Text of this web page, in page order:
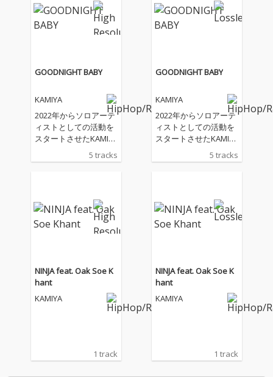
GOODNIGHT BABY
KAMIYA
2022年からソロアーテ
ィストとしての活動を
スタートさせたKAMIYA
が、今回自身初のEP
『GOODNIGHT BAB
からそれぞれ一人ずつ
アーティストが参加し
ており、国際色豊かな
5 tracks
GOODNIGHT BABY
KAMIYA
2022年からソロアーテ
ィストとしての活動を
スタートさせたKAMIYA
が、今回自身初のEP
『GOODNIGHT BAB
からそれぞれ一人ずつ
アーティストが参加し
ており、国際色豊かな
5 tracks
NINJA feat. Oak Soe K
hant
KAMIYA
1 track
NINJA feat. Oak Soe K
hant
KAMIYA
1 track